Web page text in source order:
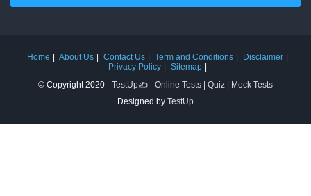
Home About Us Contact Us Term and Conditions
Disclaimer
Privacy Policy
Sitemap
© Copyright 2020 - TestUp✍️ - Online Tests | Quiz | Mock Tests
Designed by TestUp